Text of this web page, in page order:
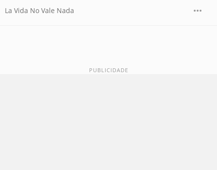
La Vida No Vale Nada